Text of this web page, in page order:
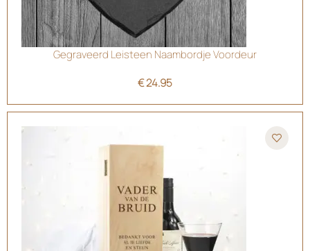
Gegraveerd Leisteen Naambordje Voordeur
€24.95